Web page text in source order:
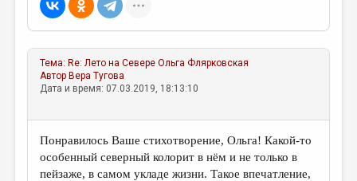
Тема: Re: Лето на Севере Ольга Флярковская
Автор Вера Тугова
Дата и время: 07.03.2019, 18:13:10
Понравилось Ваше стихотворение, Ольга! Какой-то
особенный северный колорит в нём и не только в
пейзаже, в самом укладе жизни. Такое впечатление,